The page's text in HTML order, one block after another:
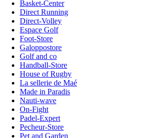
Basket-Center
Direct Running
Direct-Volley
Espace Golf
Foot-Store
Galoppostore
Golf and co
Handball-Store
House of Rugby
La sellerie de Maé
Made in Paradis
Nauti-wave
On-Fight
Padel-Expert
Pecheur-Store
Pet and Garden